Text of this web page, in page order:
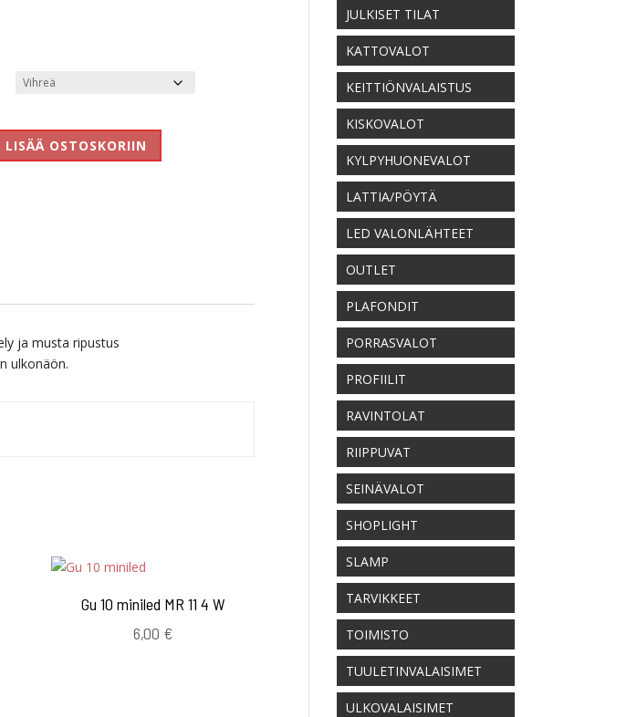
LISÄÄ OSTOSKORIIN
ja musta ripustus
ulkonäön.
Gu 10 miniled MR 11 4 W
6,00 €
JULKISET TILAT
KATTOVALOT
KEITTIÖNVALAISTUS
KISKOVALOT
KYLPYHUONEVALOT
LATTIA/PÖYTÄ
LED VALONLÄHTEET
OUTLET
PLAFONDIT
PORRASVALOT
PROFIILIT
RAVINTOLAT
RIIPPUVAT
SEINÄVALOT
SHOPLIGHT
SLAMP
TARVIKKEET
TOIMISTO
TUULETINVALAISIMET
ULKOVALAISIMET